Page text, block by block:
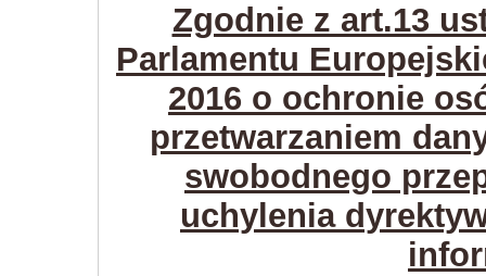
Zgodnie z art.13
Parlamentu
2016 o ochronie
przetwarzaniem
swobodnego
uchylenia